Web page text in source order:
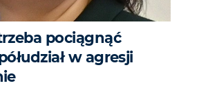
pociągnąć
w agresji